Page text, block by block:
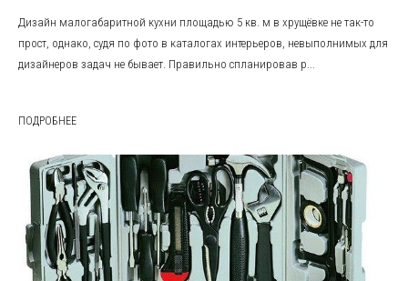
Дизайн малогабаритной кухни площадью 5 кв. м в хрущёвке не так-то
прост, однако, судя по фото в каталогах интерьеров, невыполнимых для
дизайнеров задач не бывает. Правильно спланировав р...
ПОДРОБНЕЕ